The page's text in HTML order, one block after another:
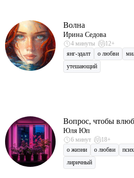
Волна
Ирина Седова
4 минуты
12+
янг-эдалт
о любви
утешающий
Вопрос, чтобы
Юля Юп
6 минут
18+
о жизни
о любви
лиричный